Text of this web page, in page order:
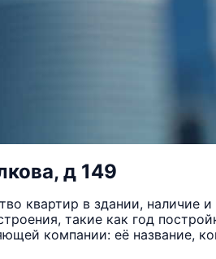
д 149
квартир в здании, наличие и
такие как год
компании: её название,